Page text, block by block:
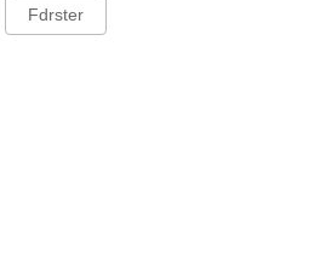
Fdrster